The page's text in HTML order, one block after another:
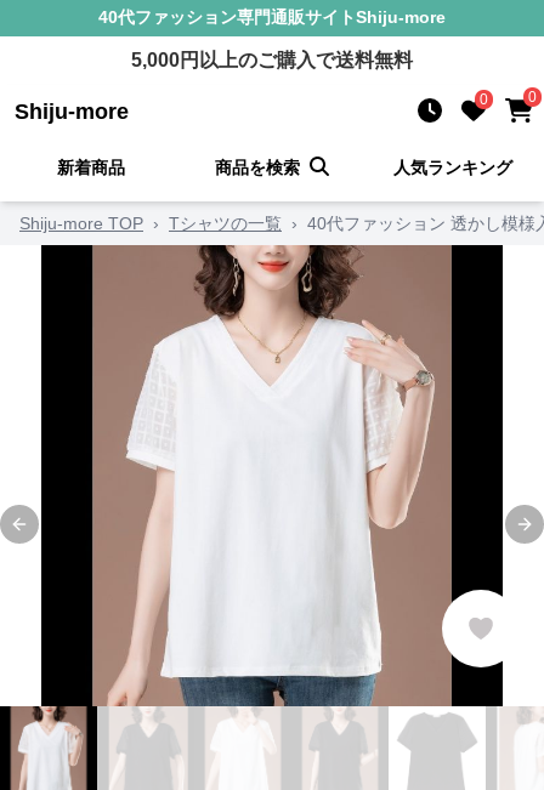
40代ファッション専門通販サイトShiju-more
5,000円以上のご購入で送料無料
Shiju-more 0 0
新着商品 商品を検索 人気ランキング
Shiju-more TOP › Tシャツの一覧 › 40代ファッション 透かし模様
Previous slide